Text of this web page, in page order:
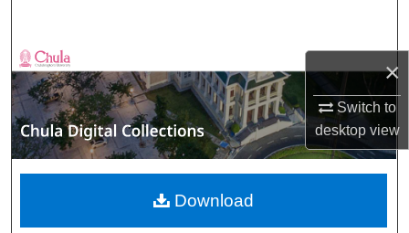
×
Switch to
desktopview
Browse Collections
My Account
About
Digital Commons Network™
Download